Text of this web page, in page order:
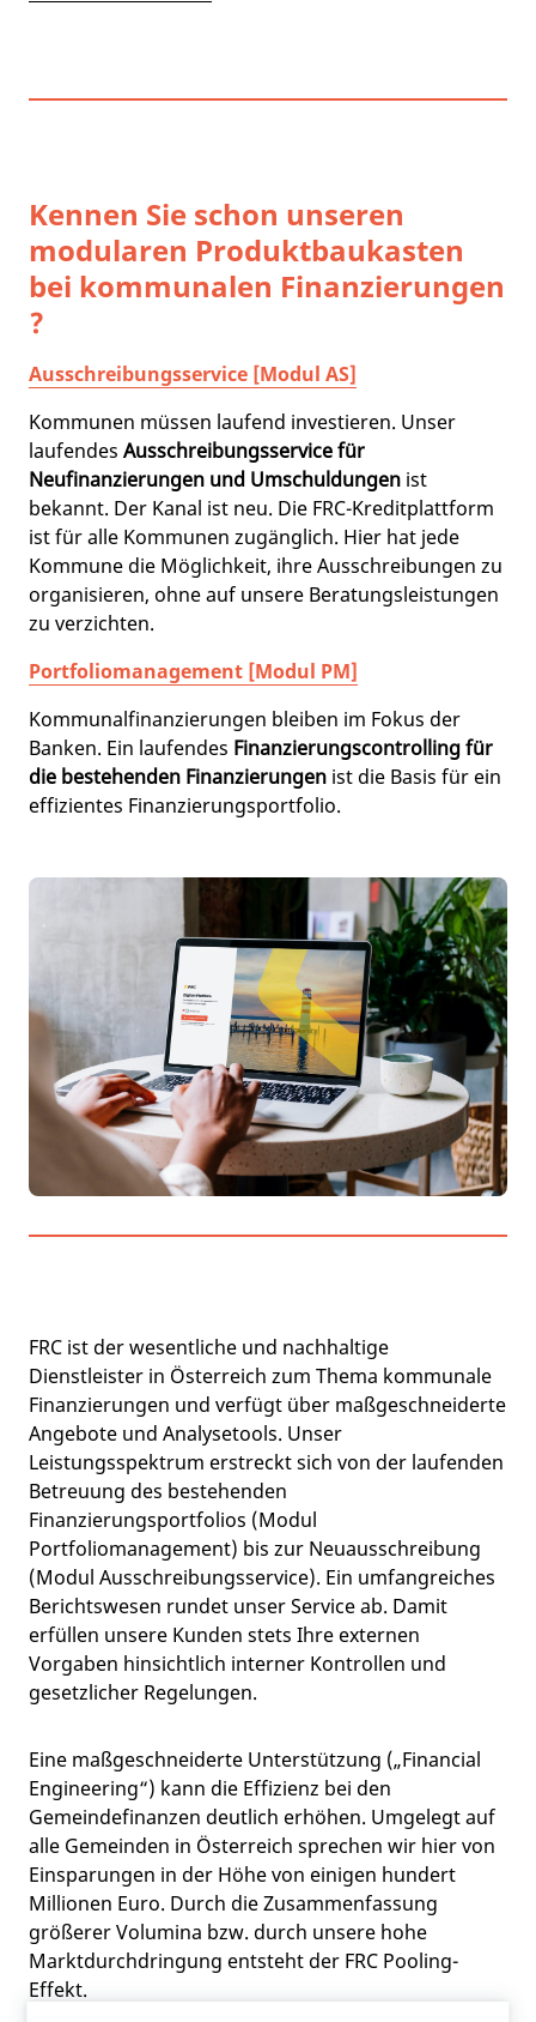
Kennen Sie schon unseren
modularen Produktbaukasten
bei kommunalen Finanzierungen
?
Ausschreibungsservice [Modul AS]
Kommunen müssen laufend investieren. Unser
laufendes Ausschreibungsservice für
Neufinanzierungen und Umschuldungen ist
bekannt. Der Kanal ist neu. Die FRC-Kreditplattform
ist für alle Kommunen zugänglich. Hier hat jede
Kommune die Möglichkeit, ihre Ausschreibungen zu
organisieren, ohne auf unsere Beratungsleistungen
zu verzichten.
Portfoliomanagement [Modul PM]
Kommunalfinanzierungen bleiben im Fokus der
Banken. Ein laufendes Finanzierungscontrolling für
die bestehenden Finanzierungen ist die Basis für ein
effizientes Finanzierungsportfolio.
FRC ist der wesentliche und nachhaltige
Dienstleister in Österreich zum Thema kommunale
Finanzierungen und verfügt über maßgeschneiderte
Angebote und Analysetools. Unser
Leistungsspektrum erstreckt sich von der laufenden
Betreuung des bestehenden
Finanzierungsportfolios (Modul
Portfoliomanagement) bis zur Neuausschreibung
(Modul Ausschreibungsservice). Ein umfangreiches
Berichtswesen rundet unser Service ab. Damit
erfüllen unsere Kunden stets Ihre externen
Vorgaben hinsichtlich interner Kontrollen und
gesetzlicher Regelungen.
Eine maßgeschneiderte Unterstützung („Financial
Engineering“) kann die Effizienz bei den
Gemeindefinanzen deutlich erhöhen. Umgelegt auf
alle Gemeinden in Österreich sprechen wir hier von
Einsparungen in der Höhe von einigen hundert
Millionen Euro. Durch die Zusammenfassung
größerer Volumina bzw. durch unsere hohe
Marktdurchdringung entsteht der FRC Pooling-
Effekt.